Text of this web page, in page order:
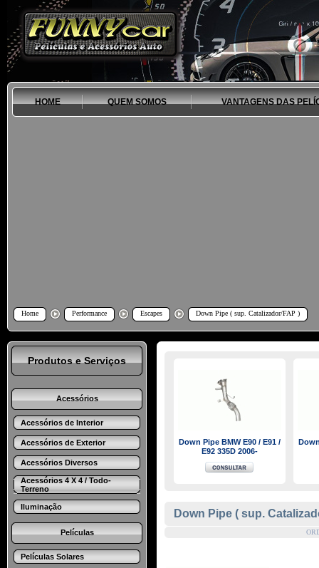
HOME QUEM SOMOS VANTAGENS DAS
Home Performance Escapes Down Pipe ( sup. Catalizador/FAP )
Produtos e Serviços
Acessórios
Acessórios de Interior
Acessórios de Exterior
Acessórios Diversos
Acessórios 4 X 4 / Todo-
Terreno
Iluminação
Películas
Películas Solares
Down Pipe BMW E90 / E91 /
E92 335D 2006-
Down Pipe ( sup.